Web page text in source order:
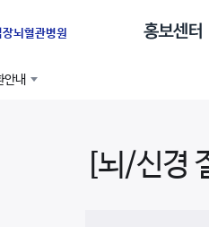
장뇌혈관병원
안내
[뇌/신경